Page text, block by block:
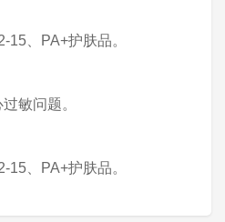
15、PA+护肤品。
敏问题。
15、PA+护肤品。